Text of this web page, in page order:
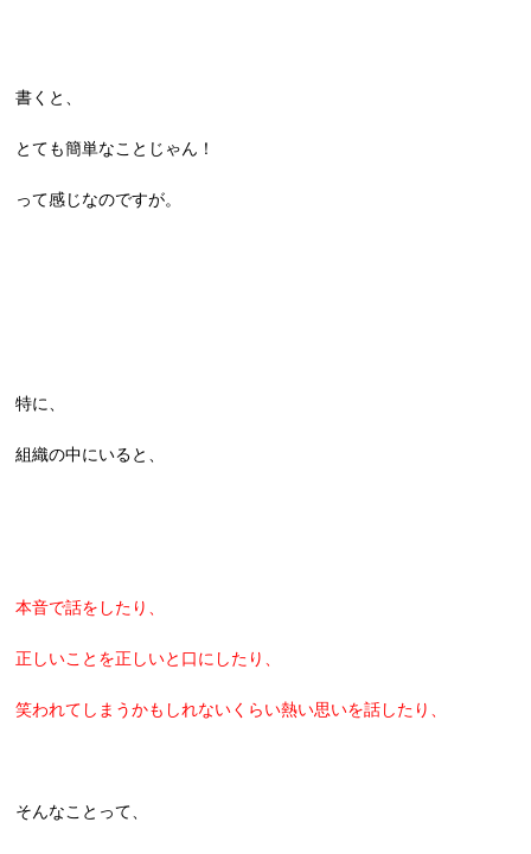
書くと、
とても簡単なことじゃん！
って感じなのですが。
特に、
組織の中にいると、
本音で話をしたり、
正しいことを正しいと口にしたり、
笑われてしまうかもしれないくらい熱い思いを話したり、
そんなことって、